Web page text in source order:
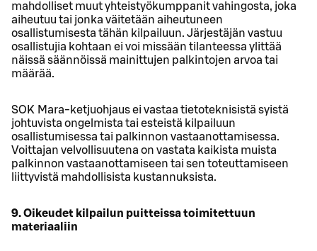
mahdolliset muut yhteistyökumppanit vahingosta, joka
aiheutuu tai jonka väitetään aiheutuneen
osallistumisesta tähän kilpailuun. Järjestäjän vastuu
osallistujia kohtaan ei voi missään tilanteessa ylittää
näissä säännöissä mainittujen palkintojen arvoa tai
määrää.
SOK Mara-ketjuohjaus ei vastaa tietoteknisistä syistä
johtuvista ongelmista tai esteistä kilpailuun
osallistumisessa tai palkinnon vastaanottamisessa.
Voittajan velvollisuutena on vastata kaikista muista
palkinnon vastaanottamiseen tai sen toteuttamiseen
liittyvistä mahdollisista kustannuksista.
9. Oikeudet kilpailun puitteissa toimitettuun
materiaaliin